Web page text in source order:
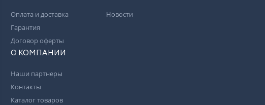
Оплата и доставка
Гарантия
Договор оферты
Новости
О КОМПАНИИ
Наши партнеры
Контакты
Каталог товаров